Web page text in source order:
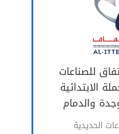
للصناعات
2026 لحملة الابتدائية
والدمام
الحديدية